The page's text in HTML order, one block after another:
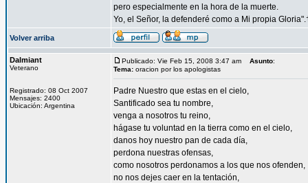
pero especialmente en la hora de la muerte.
Yo, el Señor, la defenderé como a Mi propia
Volver arriba
Dalmiant
Veterano
Registrado: 08 Oct 2007
Mensajes: 2400
Ubicación: Argentina
Publicado: Vie Feb 15, 2008 3:47 am Asunto:
Tema: oracion por los apologistas
Padre Nuestro que estas en el cielo,
Santificado sea tu nombre,
venga a nosotros tu reino,
hágase tu voluntad en la tierra como en el cielo,
danos hoy nuestro pan de cada día,
perdona nuestras ofensas,
como nosotros perdonamos a los que nos ofenden,
no nos dejes caer en la tentación,